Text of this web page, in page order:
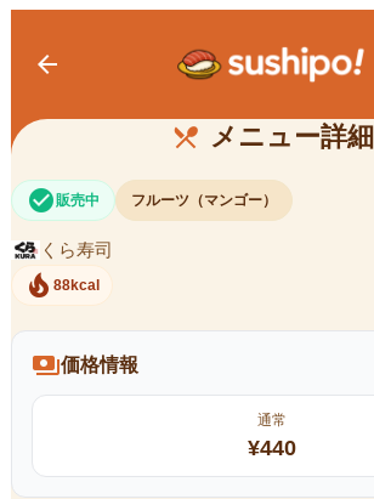
arrow_back
restaurant_menu メニュー詳細
完熟アップルマンゴー
check_circle 販売中 フルーツ（マンゴー）
くら寿司
local_fire_department 88kcal
payments価格情報
通常
¥440